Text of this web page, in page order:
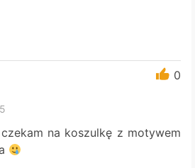
0
na koszulkę z motywem